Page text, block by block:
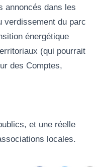
annoncés dans les
verdissement du parc
énergétique
(qui pourrait
des Comptes,
et une réelle
locales.